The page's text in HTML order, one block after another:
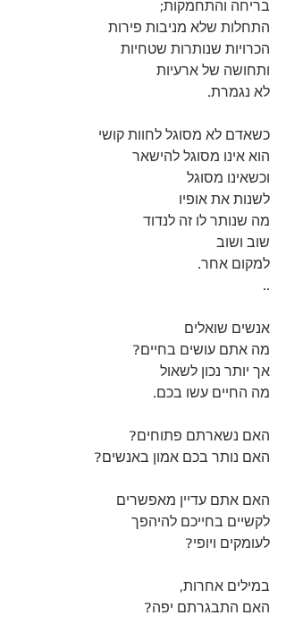
בריחה והתחמקות;
התחלות שלא מניבות פירות
הכרויות שנותרות שטחיות
ותחושה של ארעיות
לא נגמרת.
כשאדם לא מסוגל לחוות קושי
הוא אינו מסוגל להישאר
וכשאינו מסוגל
לשנות את אופיו
מה שנותר לו זה לנדוד
שוב ושוב
למקום אחר.
..
אנשים שואלים
מה אתם עושים בחיים?
אך יותר נכון לשאול
מה החיים עשו בכם.
האם נשארתם פתוחים?
האם נותר בכם אמון באנשים?
האם אתם עדיין מאפשרים
לקשיים בחייכם להיהפך
לעומקים ויופי?
במילים אחרות,
האם התבגרתם יפה?